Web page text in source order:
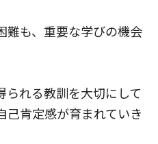
難も、重要な学びの機会
られる教訓を大切にして
己肯定感が育まれていき